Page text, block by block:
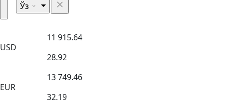
Ўз
USD
11 915.64
28.92
EUR
13 749.46
32.19